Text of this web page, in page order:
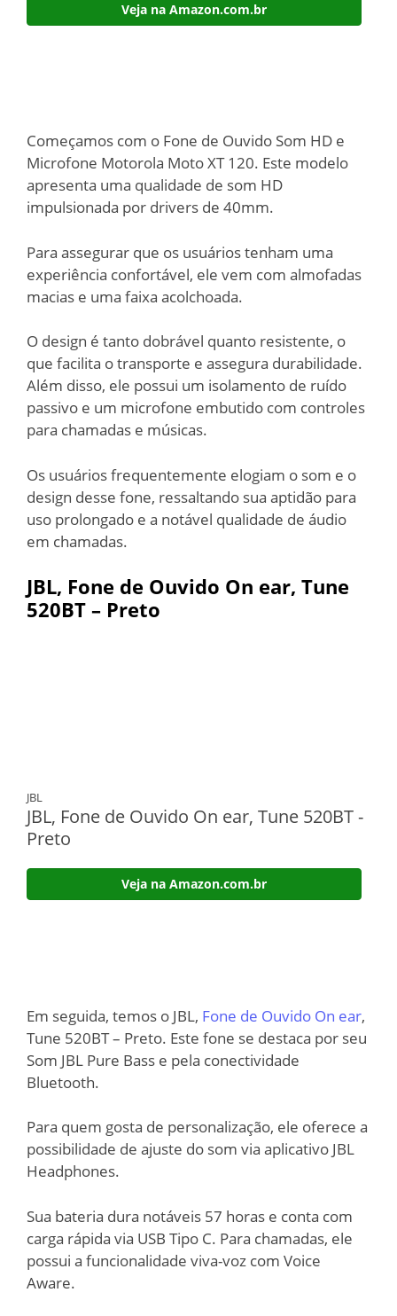
Veja na Amazon.com.br
Começamos com o Fone de Ouvido Som HD e
Microfone Motorola Moto XT 120. Este modelo
apresenta uma qualidade de som HD
impulsionada por drivers de 40mm.
Para assegurar que os usuários tenham uma
experiência confortável, ele vem com almofadas
macias e uma faixa acolchoada.
O design é tanto dobrável quanto resistente, o
que facilita o transporte e assegura durabilidade.
Além disso, ele possui um isolamento de ruído
passivo e um microfone embutido com controles
para chamadas e músicas.
Os usuários frequentemente elogiam o som e o
design desse fone, ressaltando sua aptidão para
uso prolongado e a notável qualidade de áudio
em chamadas.
JBL, Fone de Ouvido On ear, Tune
520BT – Preto
JBL
JBL, Fone de Ouvido On ear, Tune 520BT -
Preto
Veja na Amazon.com.br
Em seguida, temos o JBL, Fone de Ouvido On ear,
Tune 520BT – Preto. Este fone se destaca por seu
Som JBL Pure Bass e pela conectividade
Bluetooth.
Para quem gosta de personalização, ele oferece a
possibilidade de ajuste do som via aplicativo JBL
Headphones.
Sua bateria dura notáveis 57 horas e conta com
carga rápida via USB Tipo C. Para chamadas, ele
possui a funcionalidade viva-voz com Voice
Aware.